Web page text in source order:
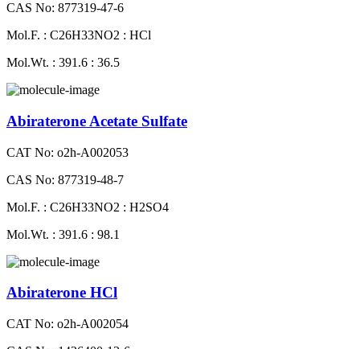
CAS No: 877319-47-6
Mol.F. : C26H33NO2 : HCl
Mol.Wt. : 391.6 : 36.5
Abiraterone Acetate Sulfate
CAT No: o2h-A002053
CAS No: 877319-48-7
Mol.F. : C26H33NO2 : H2SO4
Mol.Wt. : 391.6 : 98.1
Abiraterone HCl
CAT No: o2h-A002054